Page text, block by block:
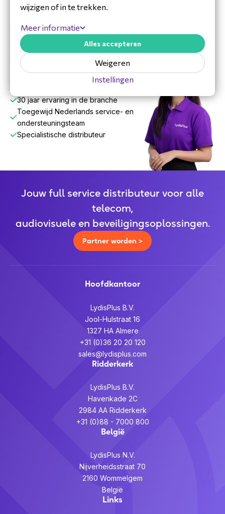
30 jaar ervaring in de branche
Toegewijd Nederlands service- en
ondersteuningsteam
Specialistische distributeur
Jouw full service distributeur voor alle
telecom,
audiovisuele en beveiligingsoplossingen.
Partner worden >
Hoofdkantoor
LydisPlus B.V.
Jool-Hulstraat 16
1327 HA Almere
+31 (0)36 20 20 120
sales@lydisplus.com
Ridderkerk
LydisPlus B.V.
Havenkade 2C
2984 AA Ridderkerk
+31 (0)88 - 7000 800
België
LydisPlus N.V.
Nijverheidsstraat 70
2160 Wommelgem
België
Links
wijzigen of in te trekken.
Meer informatie
Instellingen
Weigeren
Alles accepteren